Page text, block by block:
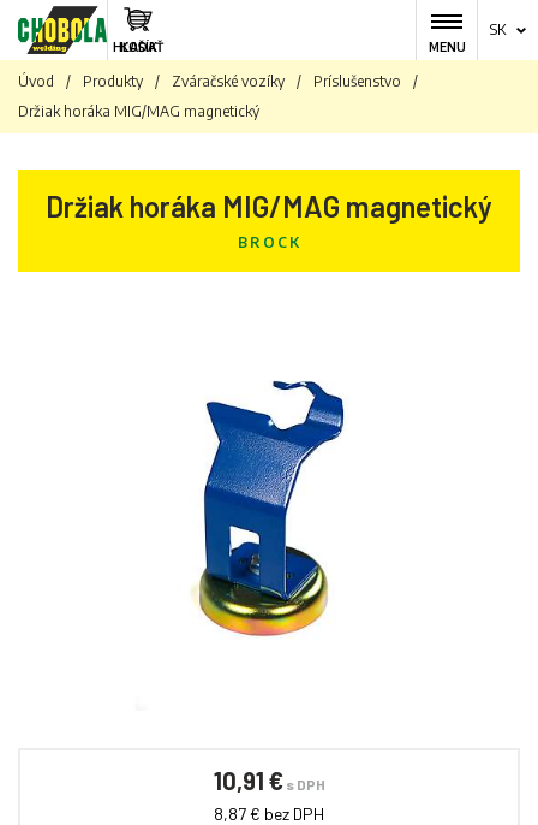
MENU
KOŠÍK
SK
HĽADAŤ
Úvod / Produkty / Zváračské vozíky / Príslušenstvo
/
Držiak horáka MIG/MAG magnetický
Držiak horáka MIG/MAG magnetický
BROCK
10,91 € s DPH
8,87 € bez DPH